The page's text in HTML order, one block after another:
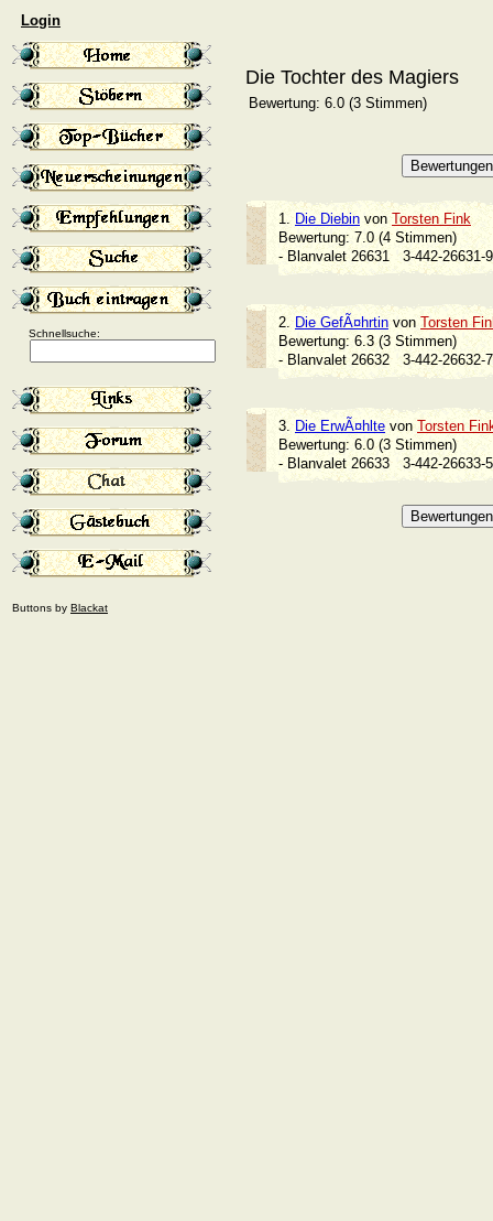
Login
Schnellsuche:
Buttons by Blackat
Die Tochter des Magiers
Bewertung: 6.0 (3 Stimmen)
1. Die Diebin vonTorsten Fink
Bewertung: 7.0 (4 Stimmen)
- Blanvalet 26631 3-442-
2. Die GefÃ¤hrtinvon Torsten
Bewertung: 6.3 (3 Stimmen)
- Blanvalet 26632 3-442-
3. Die ErwÃ¤hlte von Torsten
Bewertung: 6.0 (3 Stimmen)
- Blanvalet 26633 3-442-